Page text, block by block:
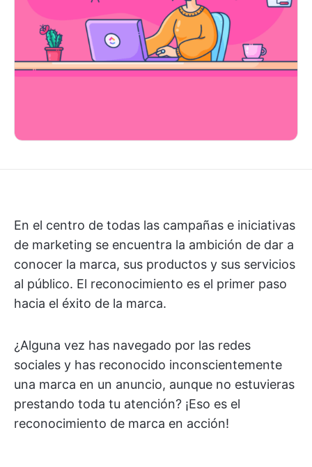
En el centro de todas las campañas e iniciativas
de marketing se encuentra la ambición de dar a
conocer la marca, sus productos y sus servicios
al público. El reconocimiento es el primer paso
hacia el éxito de la marca.
¿Alguna vez has navegado por las redes
sociales y has reconocido inconscientemente
una marca en un anuncio, aunque no estuvieras
prestando toda tu atención? ¡Eso es el
reconocimiento de marca en acción!